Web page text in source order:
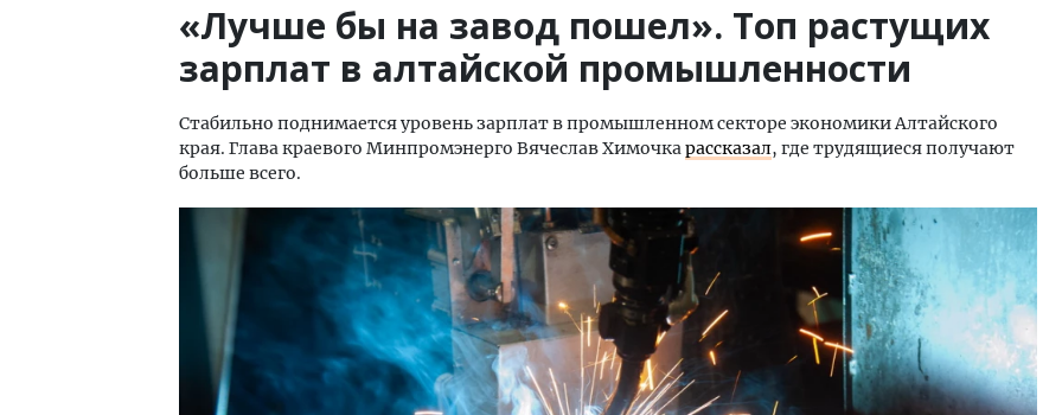
«Лучше бы на завод пошел». Топ растущих
зарплат в алтайской промышленности
Стабильно поднимается уровень зарплат в промышленном секторе экономики Алтайского
края. Глава краевого Минпромэнерго Вячеслав Химочкарассказал, где трудящиеся получают
больше всего.